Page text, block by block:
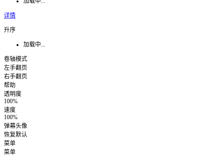
详情
升序
加载中...
卷轴模式
左手翻页
右手翻页
帮助
透明度
100%
速度
100%
弹幕头像
恢复默认
菜单
菜单